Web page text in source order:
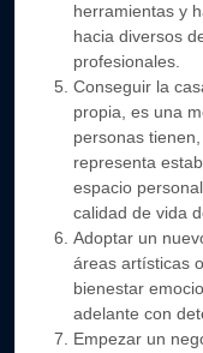
herramientas y
hacia diversos
profesionales.
Conseguir la
propia, es una
personas
representa
espacio
calidad de vida
Adoptar un
áreas artísticas
bienestar
adelante con
Empezar un